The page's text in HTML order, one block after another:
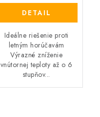
DETAIL
Ideálne riešenie proti
letným horúčavám
Výrazné zníženie
vnútornej teploty až o 6
stupňov...